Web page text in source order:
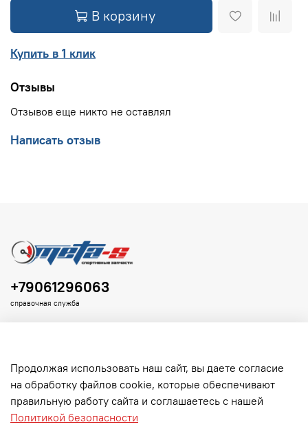
В корзину
Купить в 1 клик
Отзывы
Отзывов еще никто не оставлял
Написать отзыв
Клиенту
+79061296063
справочная служба
Продолжая использовать наш сайт, вы даете согласие
на обработку файлов cookie, которые обеспечивают
правильную работу сайта и соглашаетесь с нашей
Политикой безопасности